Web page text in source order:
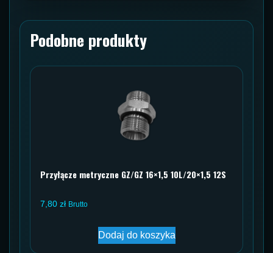
Podobne produkty
Przyłącze metryczne GZ/GZ 16×1,5 10L/20×1,5 12S
7,80 zł Brutto
Dodaj do koszyka